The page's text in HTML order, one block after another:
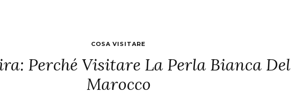
COSA VISITARE
Perché Visitare La Perla Bianca Del
Marocco